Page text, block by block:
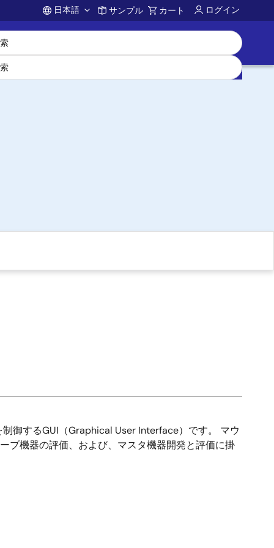
Account
日本語 サンプル カート ログイン
御するGUI（Graphical User Interface）です。 マウ
ブ機器の評価、および、マスタ機器開発と評価に掛